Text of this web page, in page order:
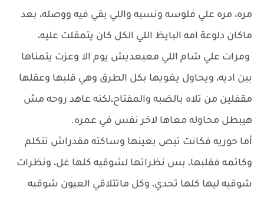
مره، مره علي فلوسه ونسبه واللي بقي فيه ووصله، بعد
ماكان دلوعة امه البايظ اللي الكل كان يتمقلت عليه،
ومرات علي شام اللي معيعديش يوم الا وعزت يتمناها
بين اديه، ويحاول يغويها بكل الطرق وهي قلبها وعقلها
مقفلين من تلاه بالضبه والمفتاح،لكنه عاهد روحه مش
هيبطل محاوله معاها لاخر نفس في عمره.
أما حوريه فكانت تبص بعينها وساكته مقدراش تتكلم
وكاتمه فقلبها، بس نظراتها لشوقيه كلها غل، ونظرات
شوقيه ليها كلها تحدي، وكل ماتتلاقي العيون شوقيه